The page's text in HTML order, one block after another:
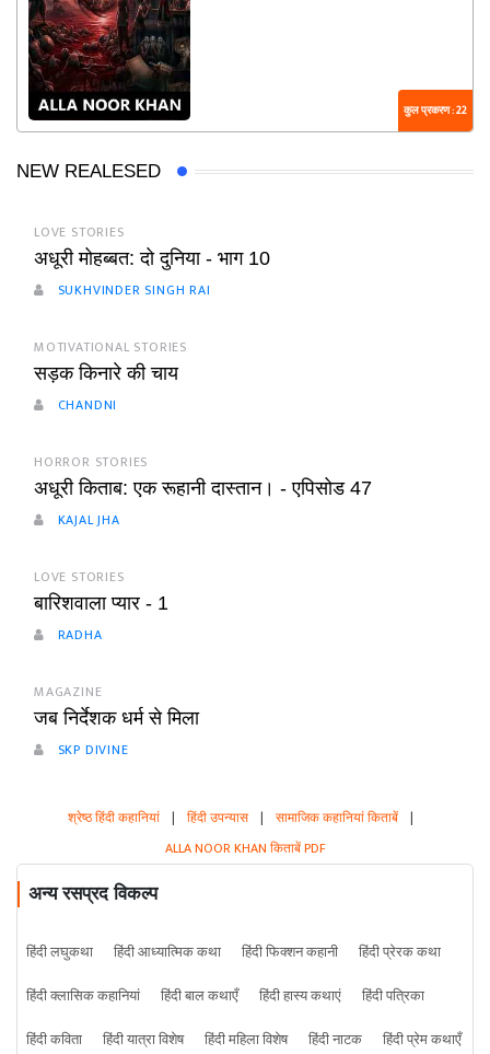
कुल प्रकरण : 22
NEW REALESED
LOVE STORIES
अधूरी मोहब्बत: दो दुनिया - भाग 10
SUKHVINDER SINGH RAI
MOTIVATIONAL STORIES
सड़क किनारे की चाय
CHANDNI
HORROR STORIES
अधूरी किताब: एक रूहानी दास्तान। - एपिसोड 47
KAJAL JHA
LOVE STORIES
बारिशवाला प्यार - 1
RADHA
MAGAZINE
जब निर्देशक धर्म से मिला
SKP DIVINE
श्रेष्ठ हिंदी कहानियां | हिंदी उपन्यास | सामाजिक कहानियां किताबें |
ALLA NOOR KHAN किताबें PDF
अन्य रसप्रद विकल्प
हिंदी लघुकथा हिंदी आध्यात्मिक कथा हिंदी फिक्शन कहानी
हिंदी प्रेरक कथा
हिंदी क्लासिक कहानियां
हिंदी बाल कथाएँ हिंदी हास्य कथाएं
हिंदी पत्रिका
हिंदी कविता
हिंदी यात्रा विशेष हिंदी महिला विशेष हिंदी नाटक
हिंदी प्रेम कथाएँ